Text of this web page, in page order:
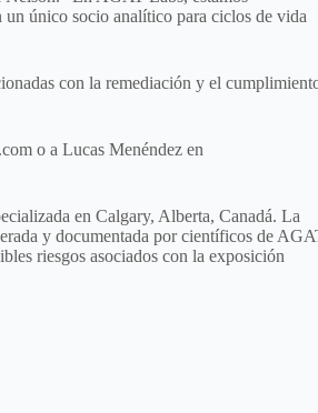
único socio analítico para ciclos de vida
con la remediación y el
o a Lucas Menéndez en
en Calgary, Alberta, Canadá. La
y documentada por científicos de
riesgos asociados con la exposición